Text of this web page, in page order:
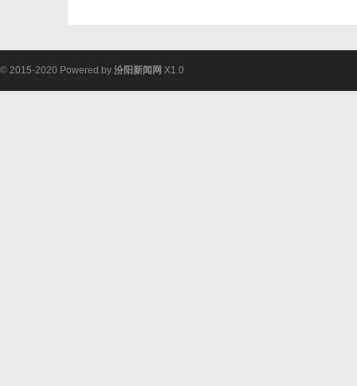
© 2015-2020 Powered by 汾阳新闻网 X1.0